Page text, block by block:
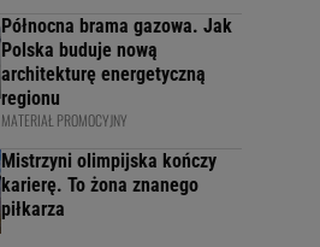
Północna brama gazowa. Jak
Polska buduje nową
architekturę energetyczną
regionu
MATERIAŁ PROMOCYJNY
Mistrzyni olimpijska kończy
karierę. To żona znanego
piłkarza